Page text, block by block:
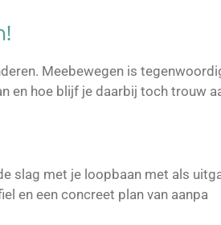
Meebewegen is
en hoe blijf je daarbij toch trouw
slag met je loopbaan met als
en een concreet plan van aanpa